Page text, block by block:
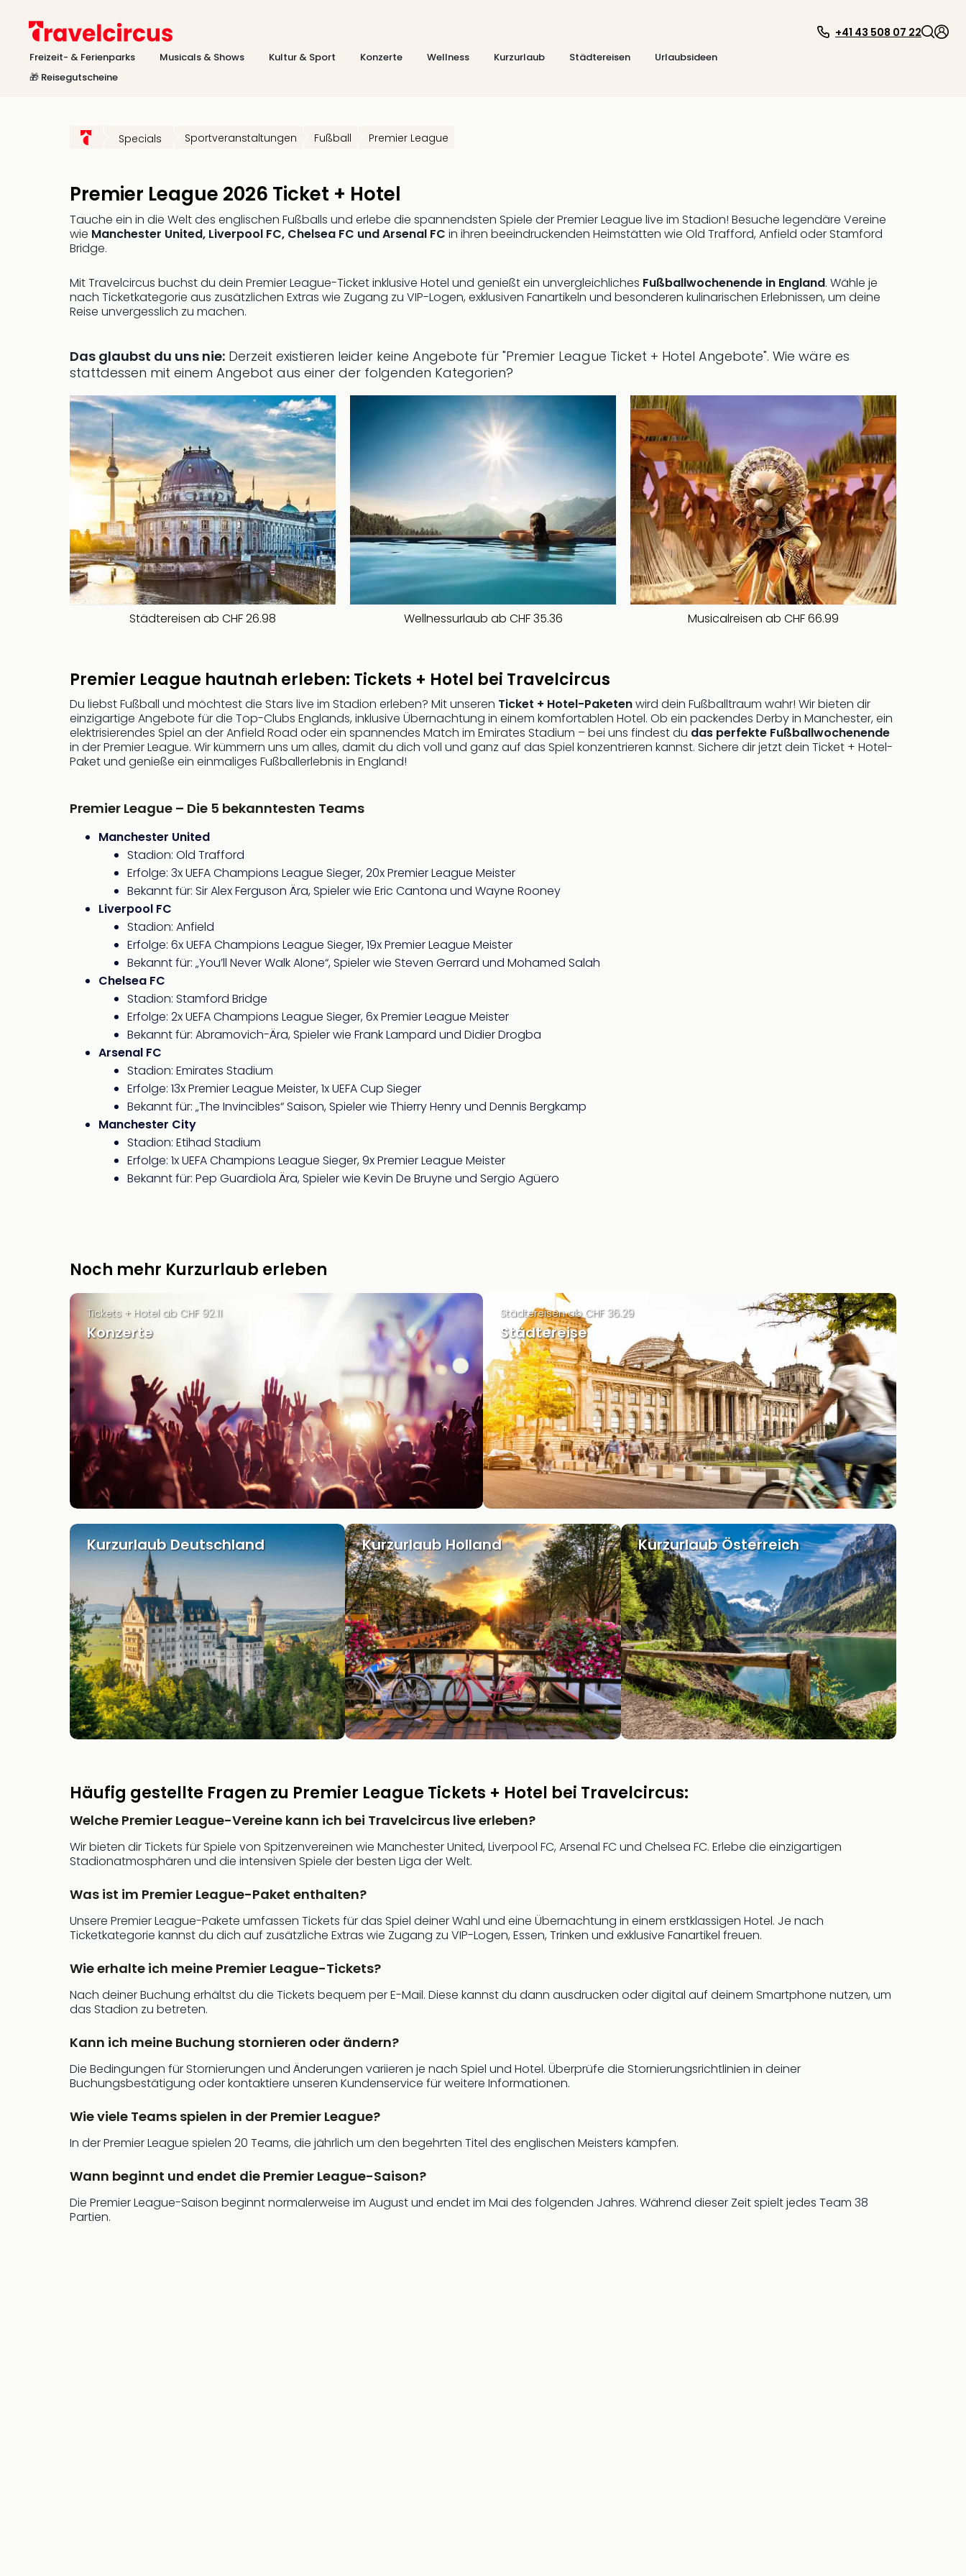
Freizeit- & Ferienparks Musicals & Shows Kultur & Sport Konzerte Wellness Kurzurlaub Städtereisen
Urlaubsideen
🎁 Reisegutscheine
+41 43 508 07 22
Specials Sportveranstaltungen Fußball Premier League
Premier League 2026 Ticket + Hotel
Tauche ein in die Welt des englischen Fußballs und erlebe die spannendsten Spiele der Premier League live im Stadion! Besuche legendäre Vereine
wie Manchester United, Liverpool FC, Chelsea FC und Arsenal FC in ihren beeindruckenden Heimstätten wie Old Trafford, Anfield oder Stamford
Bridge.
Mit Travelcircus buchst du dein Premier League-Ticket inklusive Hotel und genießt ein unvergleichliches Fußballwochenende in England. Wähle je
nach Ticketkategorie aus zusätzlichen Extras wie Zugang zu VIP-Logen, exklusiven Fanartikeln und besonderen kulinarischen Erlebnissen, um deine
Reise unvergesslich zu machen.
Das glaubst du uns nie: Derzeit existieren leider keine Angebote für "Premier League Ticket + Hotel Angebote". Wie wäre es
stattdessen mit einem Angebot aus einer der folgenden Kategorien?
Städtereisen ab CHF 26.98 Wellnessurlaub ab CHF 35.36 Musicalreisen ab CHF 66.99
Premier League hautnah erleben: Tickets + Hotel bei Travelcircus
Du liebst Fußball und möchtest die Stars live im Stadion erleben? Mit unseren Ticket + Hotel-Paketenwird dein Fußballtraum wahr! Wir bieten dir
einzigartige Angebote für die Top-Clubs Englands, inklusive Übernachtung in einem komfortablen Hotel. Ob ein packendes Derby in Manchester, ein
elektrisierendes Spiel an der Anfield Road oder ein spannendes Match im Emirates Stadium – bei uns findest du das perfekte Fußballwochenende
in der Premier League. Wir kümmern uns um alles, damit du dich voll und ganz auf das Spiel konzentrieren kannst. Sichere dir jetzt dein Ticket + Hotel-
Paket und genieße ein einmaliges Fußballerlebnis in England!
Premier League – Die 5 bekanntesten Teams
Manchester United
Stadion: Old Trafford
Erfolge: 3x UEFA Champions League Sieger, 20x Premier League Meister
Bekannt für: Sir Alex Ferguson Ära, Spieler wie Eric Cantona und Wayne Rooney
Liverpool FC
Stadion: Anfield
Erfolge: 6x UEFA Champions League Sieger, 19x Premier League Meister
Bekannt für: „You’ll Never Walk Alone“, Spieler wie Steven Gerrard und Mohamed Salah
Chelsea FC
Stadion: Stamford Bridge
Erfolge: 2x UEFA Champions League Sieger, 6x Premier League Meister
Bekannt für: Abramovich-Ära, Spieler wie Frank Lampard und Didier Drogba
Arsenal FC
Stadion: Emirates Stadium
Erfolge: 13x Premier League Meister, 1x UEFA Cup Sieger
Bekannt für: „The Invincibles“ Saison, Spieler wie Thierry Henry und Dennis Bergkamp
Manchester City
Stadion: Etihad Stadium
Erfolge: 1x UEFA Champions League Sieger, 9x Premier League Meister
Bekannt für: Pep Guardiola Ära, Spieler wie Kevin De Bruyne und Sergio Agüero
Noch mehr Kurzurlaub erleben
Tickets + Hotel ab CHF 92.11
Konzerte
Städtereisen ab CHF 36.29
Städtereise
Kurzurlaub Deutschland Kurzurlaub Holland Kurzurlaub Österreich
Häufig gestellte Fragen zu Premier League Tickets + Hotel bei Travelcircus:
Welche Premier League-Vereine kann ich bei Travelcircus live erleben?
Wir bieten dir Tickets für Spiele von Spitzenvereinen wie Manchester United, Liverpool FC, Arsenal FC und Chelsea FC. Erlebe die einzigartigen
Stadionatmosphären und die intensiven Spiele der besten Liga der Welt.
Was ist im Premier League-Paket enthalten?
Unsere Premier League-Pakete umfassen Tickets für das Spiel deiner Wahl und eine Übernachtung in einem erstklassigen Hotel. Je nach
Ticketkategorie kannst du dich auf zusätzliche Extras wie Zugang zu VIP-Logen, Essen, Trinken und exklusive Fanartikel freuen.
Wie erhalte ich meine Premier League-Tickets?
Nach deiner Buchung erhältst du die Tickets bequem per E-Mail. Diese kannst du dann ausdrucken oder digital auf deinem Smartphone nutzen, um
das Stadion zu betreten.
Kann ich meine Buchung stornieren oder ändern?
Die Bedingungen für Stornierungen und Änderungen variieren je nach Spiel und Hotel. Überprüfe die Stornierungsrichtlinien in deiner
Buchungsbestätigung oder kontaktiere unseren Kundenservice für weitere Informationen.
Wie viele Teams spielen in der Premier League?
In der Premier League spielen 20 Teams, die jährlich um den begehrten Titel des englischen Meisters kämpfen.
Wann beginnt und endet die Premier League-Saison?
Die Premier League-Saison beginnt normalerweise im August und endet im Mai des folgenden Jahres. Während dieser Zeit spielt jedes Team 38
Partien.